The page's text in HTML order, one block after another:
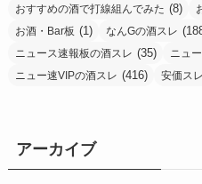
おすすめの酒で打線組んでみた (8)
お酒・Bar板 (1) なんGの酒スレ
ニュース速報板の酒スレ (35) ニュ
ニュー速VIPの酒スレ (416) 安価ス
アーカイブ